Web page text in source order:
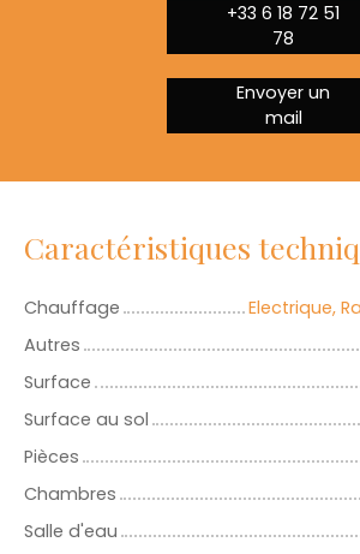
+33 6 18 72 51
78
Envoyer un
mail
Caractéristiques
Chauffage
Electrique,
Autres
Surface
Surface au sol
Pièces
Chambres
Salle d'eau